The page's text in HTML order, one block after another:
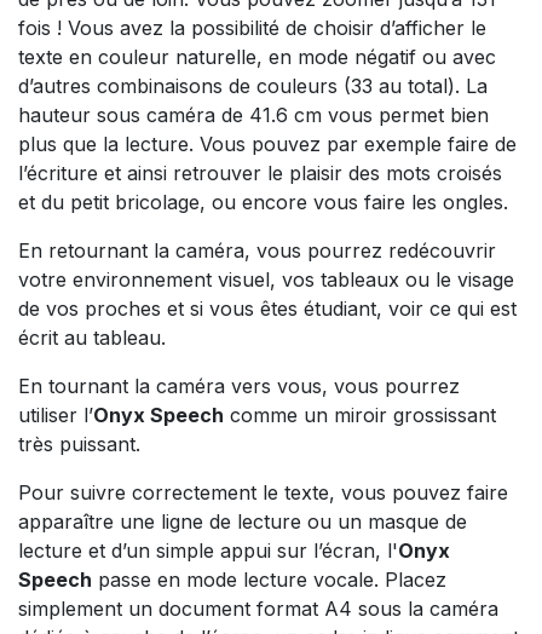
fois ! Vous avez la possibilité de choisir d’afficher le
texte en couleur naturelle, en mode négatif ou avec
d’autres combinaisons de couleurs (33 au total). La
hauteur sous caméra de 41.6 cm vous permet bien
plus que la lecture. Vous pouvez par exemple faire de
l’écriture et ainsi retrouver le plaisir des mots croisés
et du petit bricolage, ou encore vous faire les ongles.
En retournant la caméra, vous pourrez redécouvrir
votre environnement visuel, vos tableaux ou le visage
de vos proches et si vous êtes étudiant, voir ce qui est
écrit au tableau.
En tournant la caméra vers vous, vous pourrez
utiliser l’Onyx Speech comme un miroir grossissant
très puissant.
Pour suivre correctement le texte, vous pouvez faire
apparaître une ligne de lecture ou un masque de
lecture et d’un simple appui sur l’écran, l'Onyx
Speech passe en mode lecture vocale. Placez
simplement un document format A4 sous la caméra